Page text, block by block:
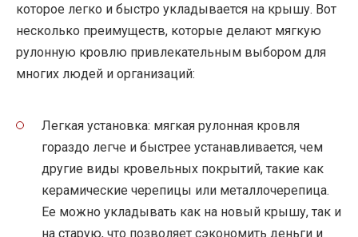
которое легко и быстро укладывается на крышу. Вот
несколько преимуществ, которые делают мягкую
рулонную кровлю привлекательным выбором для
многих людей и организаций:
Легкая установка: мягкая рулонная кровля
гораздо легче и быстрее устанавливается, чем
другие виды кровельных покрытий, такие как
керамические черепицы или металлочерепица.
Ее можно укладывать как на новый крышу, так и
на старую, что позволяет сэкономить деньги и